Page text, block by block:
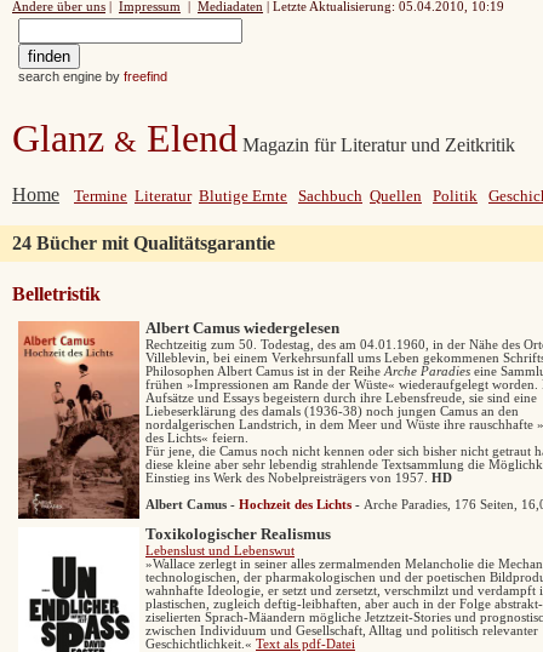
Andere über uns Impressum Mediadaten Letzte Aktualisierung: 05.04.2010, 10:19
search engine by freefind
Glanz & Elend Magazin für Literatur und Zeitkritik
Home Termine Literatur Blutige Ernte Sachbuch Quellen Politik
24 Bücher mit Qualitätsgarantie
Belletristik
Albert Camus wiedergelesen
Rechtzeitig zum 50. Todestag, des am 04.01.1960, in der Nähe des
Villeblevin, bei einem Verkehrsunfall ums Leben gekommenen
Philosophen Albert Camus ist in der Reihe Arche Paradies eine
frühen »Impressionen am Rande der Wüste« wiederaufgelegt worden.
Aufsätze und Essays begeistern durch ihre Lebensfreude, sie sind eine
Liebeserklärung des damals (1936-38) noch jungen Camus an den
nordalgerischen Landstrich, in dem Meer und Wüste ihre rauschhafte
des Lichts« feiern.
Für jene, die Camus noch nicht kennen oder sich bisher nicht getraut
diese kleine aber sehr lebendig strahlende Textsammlung die
Einstieg ins Werk des Nobelpreisträgers von 1957. HD
Albert Camus - Hochzeit des Lichts - Arche Paradies, 176 Seiten,
Toxikologischer Realismus
Lebenslust und Lebenswut
»Wallace zerlegt in seiner alles zermalmenden Melancholie die
technologischen, der pharmakologischen und der poetischen
wahnhafte Ideologie, er setzt und zersetzt, verschmilzt und verdampft
plastischen, zugleich deftig-leibhaften, aber auch in der Folge
ziselierten Sprach-Mäandern mögliche Jetztzeit-Stories und
zwischen Individuum und Gesellschaft, Alltag und politisch relevanter
Geschichtlichkeit.« Text als pdf-Datei